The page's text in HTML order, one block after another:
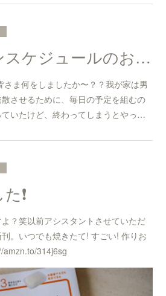
10月レッスンスケジュールのお知らせ☆
さま何をしましたか〜？？我が家は男
させるために、毎日の予定を組むの
いたけど、終わってしまうとやっ…
❗️
？笑以前アシスタントさせていただ
。いつでも焼きたて! すごい! 作りお
amzn.to/314j6sg